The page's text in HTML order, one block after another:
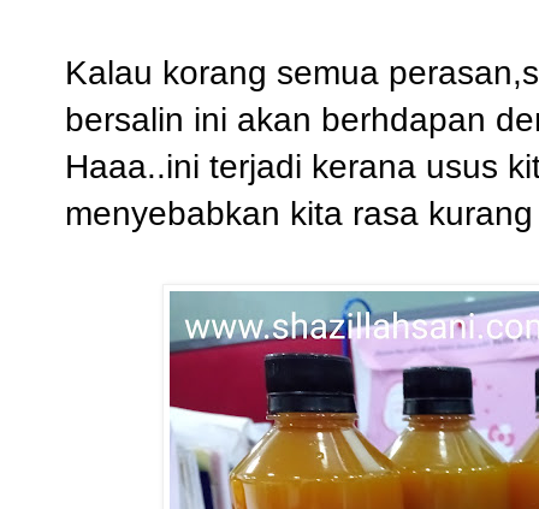
Kalau korang semua
bersalin ini akan berhdapan
Haaa..ini terjadi kerana usus
menyebabkan kita rasa